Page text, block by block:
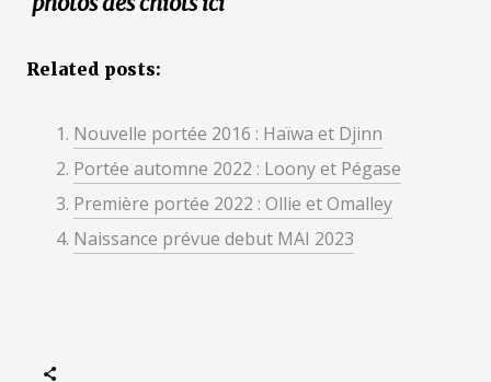
Related posts:
Nouvelle portée 2016 : Haïwa et Djinn
Portée automne 2022 : Loony et Pégase
Première portée 2022 : Ollie et Omalley
Naissance prévue debut MAI 2023